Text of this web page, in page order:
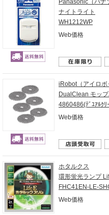
ナイトライト
WH1212WP
Web価格
iRobot（アイロボ
DualClean モッ
4860486(ﾃﾞﾕｱﾙｸﾘ
Web価格
ホタルクス
環形蛍光ランプ
FHC41EN-LE-
Web価格